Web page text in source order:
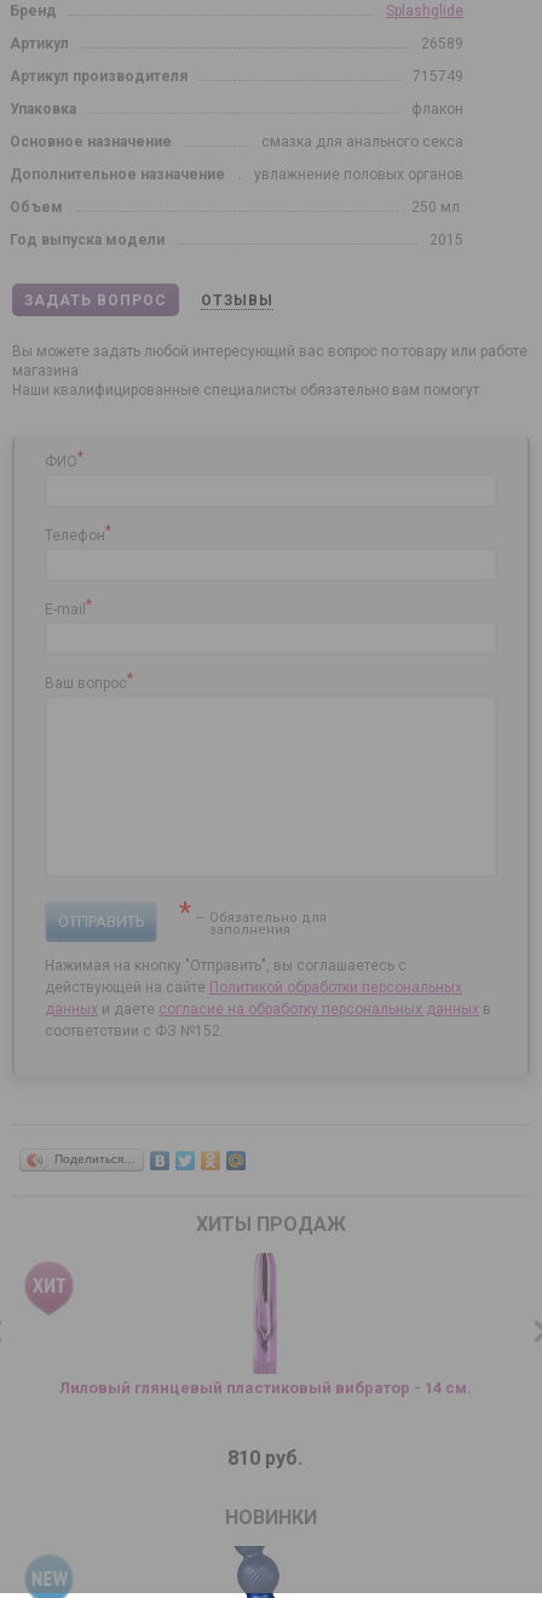
Бренд
Splashglide
Артикул
26589
Артикул производителя
715749
Упаковка
флакон
Основное назначение
смазка для анального секса
Дополнительное назначение
увлажнение половых органов
Объем
250 мл.
Год выпуска модели
2015
ЗАДАТЬ ВОПРОС ОТЗЫВЫ
Вы можете задать любой интересующий вас вопрос по товару или работе
магазина.
Наши квалифицированные специалисты обязательно вам помогут.
ФИО*
Телефон*
E-mail *
Ваш вопрос*
ОТПРАВИТЬ * — Обязательно для
заполнения
Нажимая на кнопку "Отправить", вы соглашаетесь с
действующей на сайте Политикой обработки персональных
данных и даете согласие на обработку персональных данных в
соответствии с ФЗ №152.
Поделиться…
ХИТЫ ПРОДАЖ
Лиловый глянцевый пластиковый вибратор - 14 см.
810 руб.
НОВИНКИ